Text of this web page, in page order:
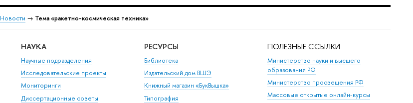
Новости → Тема «ракетно-космическая техника»
НАУКА
Научные подразделения
Исследовательские проекты
Мониторинги
Диссертационные советы
РЕСУРСЫ
Библиотека
Издательский дом ВШЭ
Книжный магазин «БукВышка»
Типография
ПОЛЕЗНЫЕ ССЫЛКИ
Министерство науки и высшего
образования РФ
Министерство просвещения РФ
Массовые открытые онлайн-курсы